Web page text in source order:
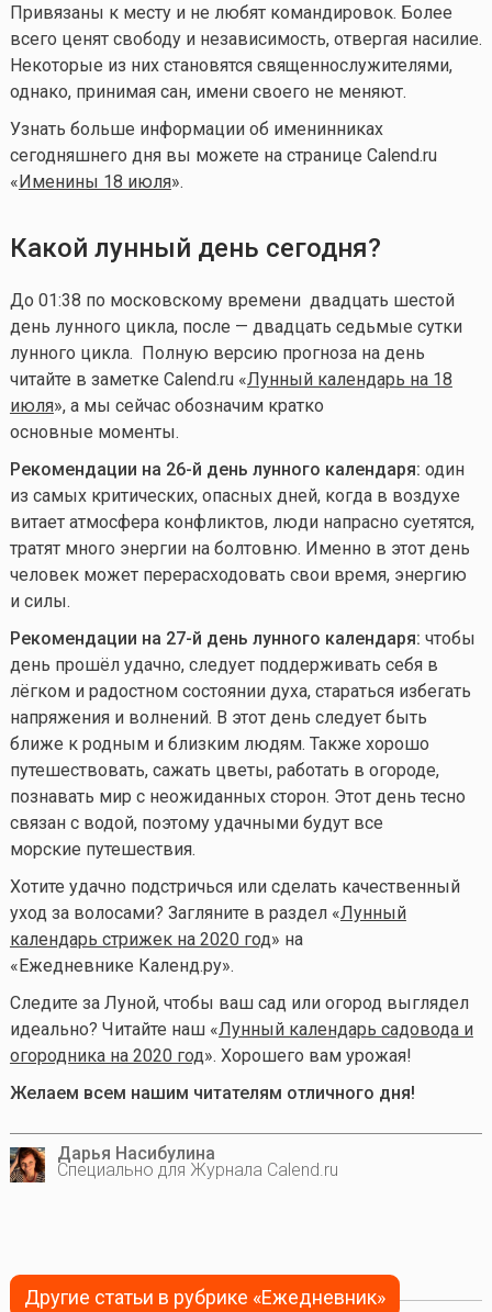
Привязаны к месту и не любят командировок. Более
всего ценят свободу и независимость, отвергая насилие.
Некоторые из них становятся священнослужителями,
однако, принимая сан, имени своего не меняют.
Узнать больше информации об именинниках
сегодняшнего дня вы можете на странице Calend.ru
«Именины 18 июля».
Какой лунный день сегодня?
До 01:38 по московскому времени двадцать шестой
день лунного цикла, после — двадцать седьмые сутки
лунного цикла. Полную версию прогноза на день
читайте в заметке Calend.ru «Лунный календарь на 18
июля», а мы сейчас обозначим кратко
основные моменты.
Рекомендации на 26-й день лунного календаря: один
из самых критических, опасных дней, когда в воздухе
витает атмосфера конфликтов, люди напрасно суетятся,
тратят много энергии на болтовню. Именно в этот день
человек может перерасходовать свои время, энергию
и силы.
Рекомендации на 27-й день лунного календаря: чтобы
день прошёл удачно, следует поддерживать себя в
лёгком и радостном состоянии духа, стараться избегать
напряжения и волнений. В этот день следует быть
ближе к родным и близким людям. Также хорошо
путешествовать, сажать цветы, работать в огороде,
познавать мир с неожиданных сторон. Этот день тесно
связан с водой, поэтому удачными будут все
морские путешествия.
Хотите удачно подстричься или сделать качественный
уход за волосами? Загляните в раздел «Лунный
календарь стрижек на 2020 год» на
«Ежедневнике Календ.ру».
Следите за Луной, чтобы ваш сад или огород выглядел
идеально? Читайте наш «Лунный календарь садовода и
огородника на 2020 год». Хорошего вам урожая!
Желаем всем нашим читателям отличного дня!
Дарья Насибулина
Специально для Журнала Calend.ru
Другие статьи в рубрике «Ежедневник»